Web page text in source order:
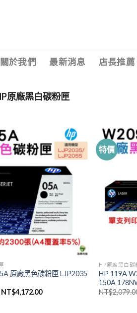
關於我們 最新消息 店長推薦
原廠黑白碳粉匣
原廠黑色碳粉匣 LJP2035
原
NT$4,172.00目
特價
HP原廠黑白碳
HP 119A
150A
NT$